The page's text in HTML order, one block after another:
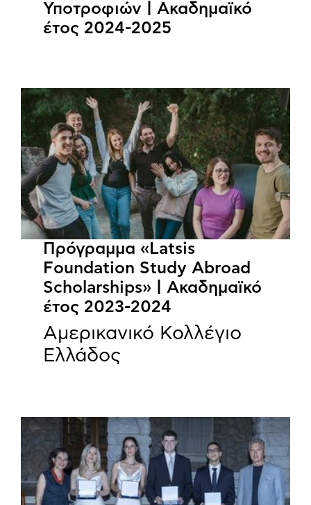
Υποτροφιών | Ακαδημαϊκό
έτος 2024-2025
Πρόγραμμα «Latsis
Foundation Study Abroad
Scholarships» | Ακαδημαϊκό
έτος 2023-2024
Αμερικανικό Κολλέγιο
Ελλάδος